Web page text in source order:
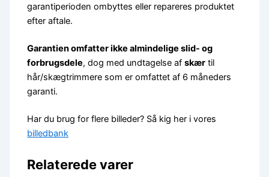
garantiperioden ombyttes eller repareres produktet
efter aftale.
Garantien omfatter ikke almindelige slid- og
forbrugsdele, dog med undtagelse afskær til
hår/skægtrimmere som er omfattet af 6 måneders
garanti.
Har du brug for flere billeder? Så kig her i vores
billedbank
Relaterede varer